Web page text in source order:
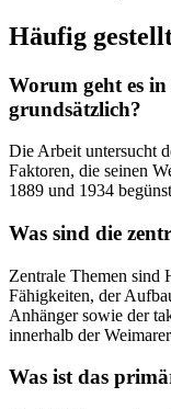
Häufig
Worum geht es
grundsätzlich?
Die Arbeit untersucht
Faktoren, die seinen
1889 und 1934
Was sind die
Zentrale Themen sind
Fähigkeiten, der
Anhänger sowie der
innerhalb der
Was ist das